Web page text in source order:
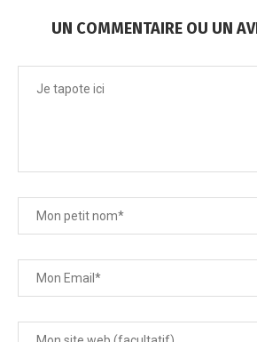
UN COMMENTAIRE OU UN